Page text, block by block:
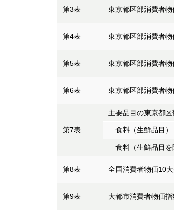
第3表 東京都区部消費者物
第4表 東京都区部消費者
第5表 東京都区部消費者
第6表 東京都区部消費者
第7表
主要品目の東京都
食料（生鮮品目）
食料（生鮮品目を
第8表 全国消費者物価10
第9表 大都市消費者物価指